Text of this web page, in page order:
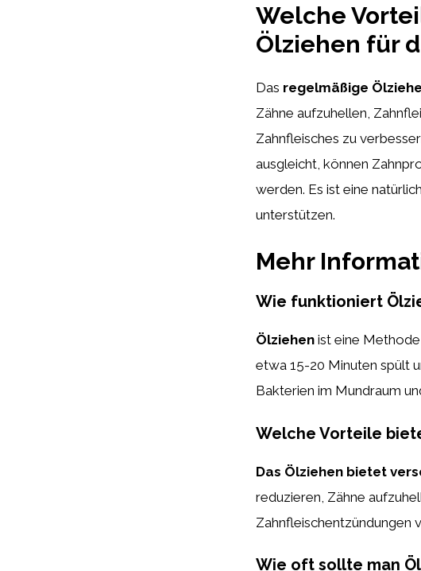
Welche
Ölziehen für
Das regelmäßige
Zähne aufzuhellen,
Zahnfleisches zu
ausgleicht, können
werden. Es ist eine
unterstützen.
Mehr
Wie funktioniert
Ölziehen ist eine
etwa 15-20 Minuten spült
Bakterien im Mundraum
Welche Vorteile
Das Ölziehen bietet
reduzieren, Zähne
Zahnfleischentzündungen
Wie oft sollte man